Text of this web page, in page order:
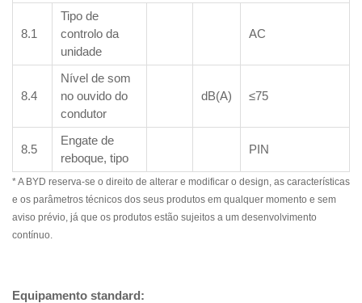
8.1
Tipo de
controlo da
unidade
AC
8.4
Nível de som
no ouvido do
condutor
dB(A) ≤75
8.5
Engate de
reboque, tipo
PIN
* A BYD reserva-se o direito de alterar e modificar o design, as características
e os parâmetros técnicos dos seus produtos em qualquer momento e sem
aviso prévio, já que os produtos estão sujeitos a um desenvolvimento
contínuo.
Equipamento standard: